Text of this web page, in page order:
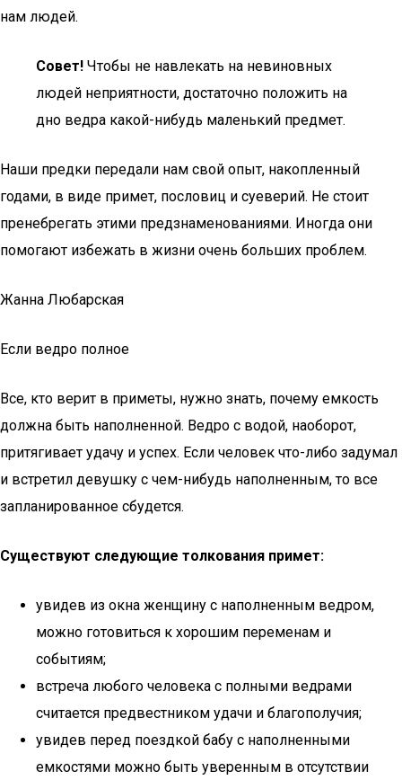
нам людей.
Совет! Чтобы не навлекать на невиновных
людей неприятности, достаточно положить на
дно ведра какой-нибудь маленький предмет.
Наши предки передали нам свой опыт, накопленный
годами, в виде примет, пословиц и суеверий. Не стоит
пренебрегать этими предзнаменованиями. Иногда они
помогают избежать в жизни очень больших проблем.
Жанна Любарская
Если ведро полное
Все, кто верит в приметы, нужно знать, почему емкость
должна быть наполненной. Ведро с водой, наоборот,
притягивает удачу и успех. Если человек что-либо задумал
и встретил девушку с чем-нибудь наполненным, то все
запланированное сбудется.
Существуют следующие толкования примет:
увидев из окна женщину с наполненным ведром,
можно готовиться к хорошим переменам и
событиям;
встреча любого человека с полными ведрами
считается предвестником удачи и благополучия;
увидев перед поездкой бабу с наполненными
емкостями можно быть уверенным в отсутствии